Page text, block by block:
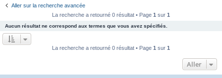
e
Aller sur la recherche avancée
La recherche a retourné 0 résultat • Page 1 sur 1
Aucun résultat ne correspond aux termes que vous avez spécifiés.
La recherche a retourné 0 résultat • Page 1 sur 1
Aller